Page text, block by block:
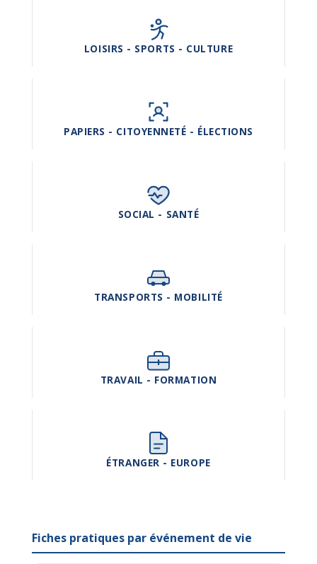
LOISIRS - SPORTS - CULTURE
PAPIERS - CITOYENNETÉ - ÉLECTIONS
SOCIAL - SANTÉ
TRANSPORTS - MOBILITÉ
TRAVAIL - FORMATION
ÉTRANGER - EUROPE
Fiches pratiques par événement de vie